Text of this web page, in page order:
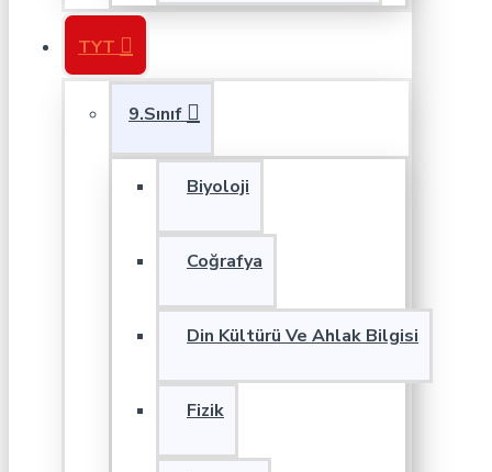
TYT
9.Sınıf
Biyoloji
Coğrafya
Din Kültürü Ve Ahlak Bilgisi
Fizik